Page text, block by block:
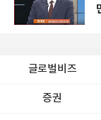
글로벌비즈
증권